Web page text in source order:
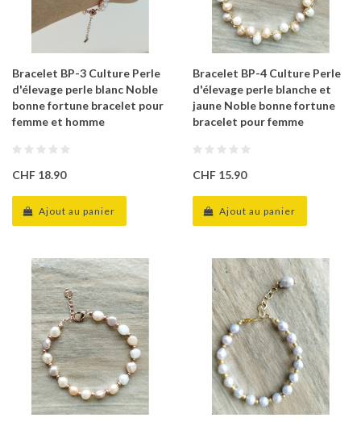
Bracelet BP-3 Culture Perle
d'élevage perle blanc Noble
bonne fortune bracelet pour
femme et homme
CHF 18.90
Ajout au panier
Bracelet BP-4 Culture Perle
d'élevage perle blanche et
jaune Noble bonne fortune
bracelet pour femme
CHF 15.90
Ajout au panier